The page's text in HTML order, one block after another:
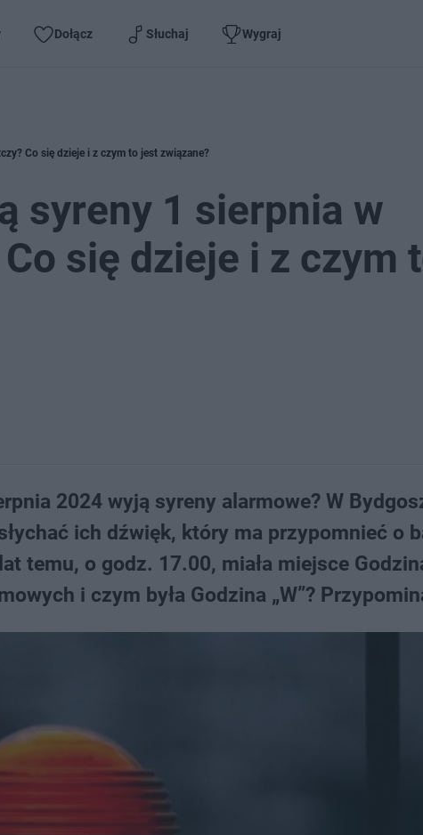
Dołącz Słuchaj Wygraj
Co się dzieje i z czym to jest związane?
syreny 1 sierpnia w
się dzieje i z czym
2024 wyją syreny alarmowe? W
ich dźwięk, który ma przypomnieć o
temu, o godz. 17.00, miała miejsce
i czym była Godzina „W”?